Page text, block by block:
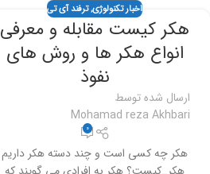
اخبار تکنولوژی,ترفند آی تی
هکر کیست مقابله و معرفی
انواع هکر ها و روش های
نفوذ
ارسال شده توسط
Mohamad reza Akhbari
0
هکر چه کسی است و چند دسته هکر داریم